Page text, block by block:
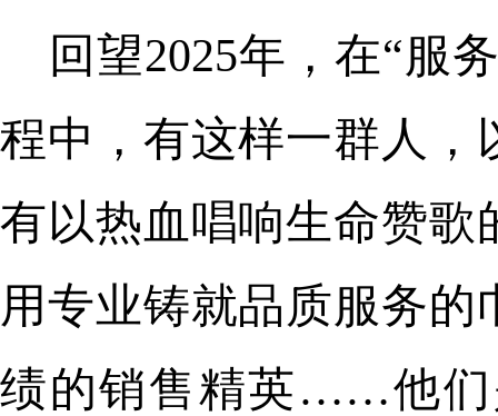
回望2025年，在“服
程中，有这样一群人，
有以热血唱响生命赞歌
用专业铸就品质服务
绩的销售精英……他们